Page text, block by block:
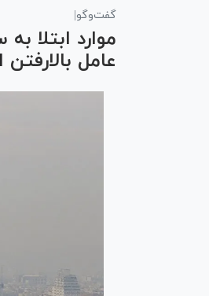
گفت‌وگو|
موارد ابتلا
عامل